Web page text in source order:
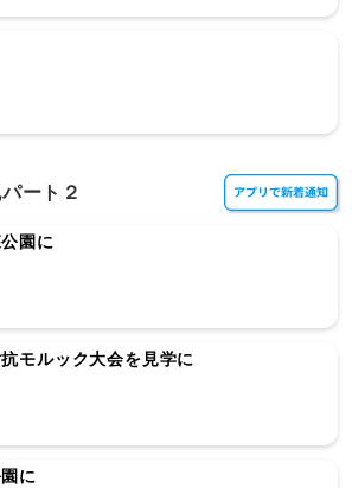
ート２
園に
モルック大会を見学に
に